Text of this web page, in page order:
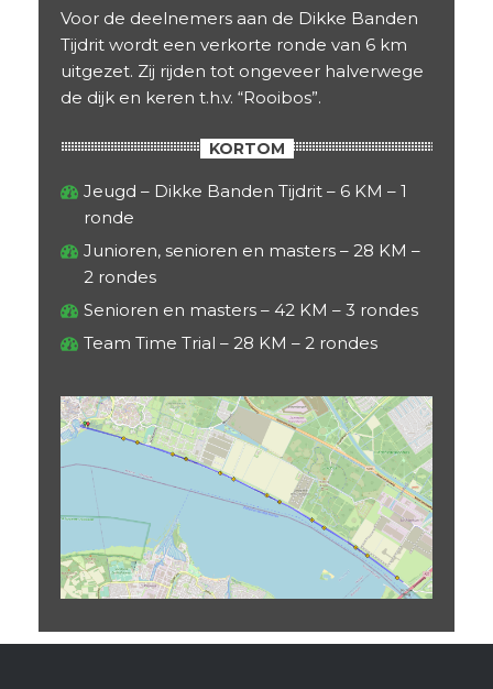
Voor de deelnemers aan de Dikke Banden
Tijdrit wordt een verkorte ronde van 6 km
uitgezet. Zij rijden tot ongeveer halverwege
de dijk en keren t.h.v. “Rooibos”.
KORTOM
Jeugd – Dikke Banden Tijdrit – 6 KM – 1
ronde
Junioren, senioren en masters – 28 KM –
2 rondes
Senioren en masters – 42 KM – 3 rondes
Team Time Trial – 28 KM – 2 rondes